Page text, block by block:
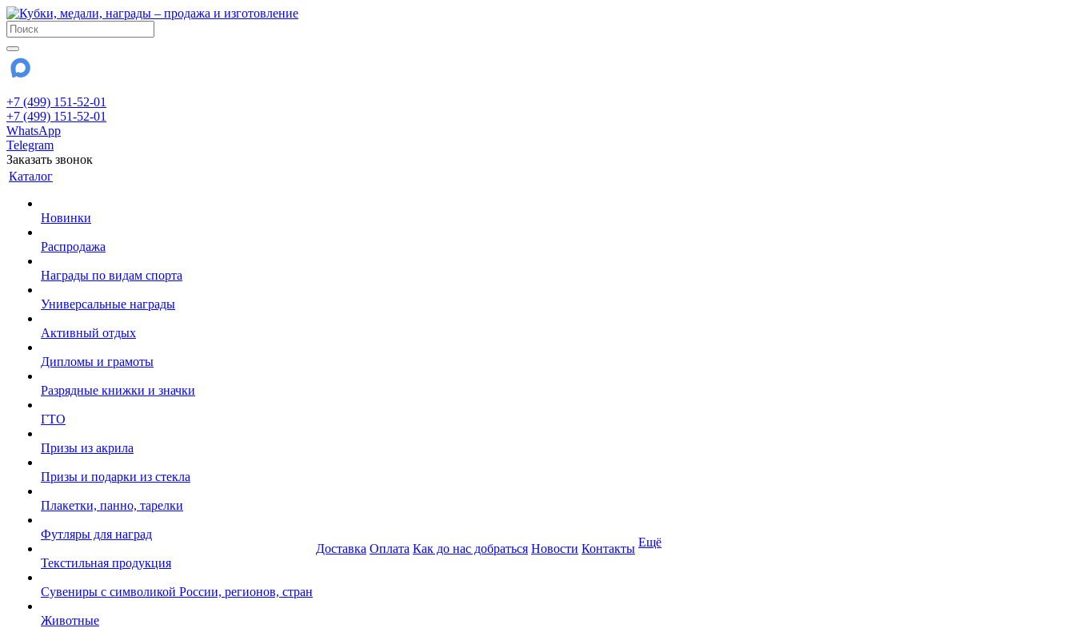
+7 (499) 151-52-01
+7 (499) 151-52-01
WhatsApp
Telegram
Заказать звонок
Каталог
Новинки
Распродажа
Награды по видам спорта
Универсальные награды
Активный отдых
Дипломы и грамоты
Разрядные книжки и значки
ГТО
Призы из акрила
Призы и подарки из стекла
Плакетки, панно, тарелки
Футляры для наград
Текстильная продукция
Сувениры с символикой России, регионов, стран
Животные
Доставка Оплата Как до нас добраться Новости Контакты Ещё